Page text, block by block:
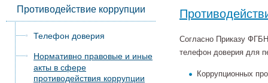
Противодействие коррупции
Телефон доверия
Нормативно правовые и иные
акты в сфере
противодействия коррупции
Согласно Приказу
телефон доверия для
Коррупционных